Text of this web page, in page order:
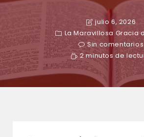
julio 6, 2026
La Maravillosa Gracia
Sin comentarios
2 minutos de